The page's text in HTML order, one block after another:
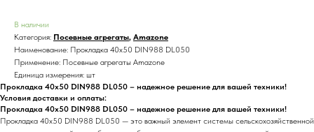
В наличии
Категория: Посевные агрегаты, Amazone
Наименование: Прокладка 40х50 DIN988 DL050
Применение: Посевные агрегаты Amazone
Единица измерения: шт
Прокладка 40х50 DIN988 DL050 – надежное решение для вашей техники!
Условия доставки и оплаты:
Прокладка 40х50 DIN988 DL050 – надежное решение для вашей техники!
Прокладка 40х50 DIN988 DL050 — это важный элемент системы сельскохозяйственной